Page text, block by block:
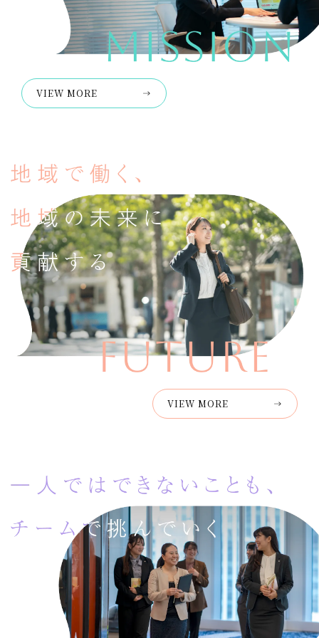
VIEW MORE
VIEW MORE